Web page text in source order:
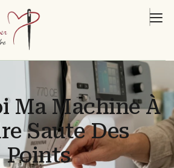
Ma Machine À
Saute Des
Points